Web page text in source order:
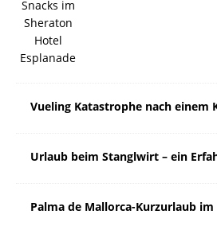
Vueling Katastrophe nach einem
Urlaub beim Stanglwirt – ein
Palma de Mallorca-Kurzurlaub